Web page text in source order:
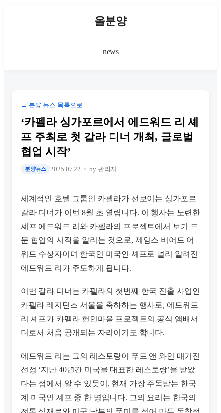
올분양
news
← 분양 뉴스 목록으로
‘카펠라 싱가포르에서 에드워드 리 셰
프 주최로 첫 갈라 디너 개최, 글로벌
협업 시작’
분양뉴스 2025.07.22 by 관리자
세계적인 호텔 그룹인 카펠라가 선보이는 싱가포르
갈라 디너가 이번 8월 초 열립니다. 이 행사는 노련한
셰프 에드워드 리와 카펠라의 프로젝트에서 보기 드
문 협업의 시작을 알리는 것으로, 제임스 비어드 어
워드 수상자이며 한국인 미국인 셰프로 널리 알려진
에드워드 리가 주도하게 됩니다.
이번 갈라 디너는 카펠라의 첫번째 한국 진출 사업인
카펠라 레지던스 서울을 축하하는 행사로, 에드워드
리 셰프가 카펠라 헌인마을 프로젝트의 공식 앰배서
더로서 처음 공개되는 자리이기도 합니다.
에드워드 리는 그의 레스토랑이 푸드 앤 와인 매거진
선정 ‘지난 40년간 미국을 대표한 레스토랑’을 받았
다는 점에서 알 수 있듯이, 현재 가장 주목받는 한국
계 미국인 셰프 중 한 명입니다. 그의 요리는 한국의